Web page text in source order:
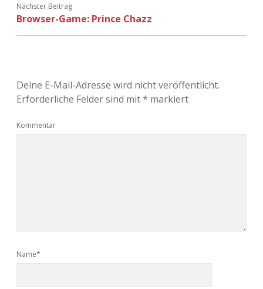
Nächster Beitrag
Browser-Game: Prince Chazz
Deine E-Mail-Adresse wird nicht veröffentlicht.
Erforderliche Felder sind mit* markiert
Kommentar
Name*